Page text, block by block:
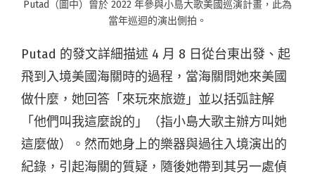
Putad（圖中）曾於 2022 年參與小島大歌美國巡演計畫，此為
當年巡迴的演出側拍。
Putad 的發文詳細描述 4 月 8 日從台東出發、起
飛到入境美國海關時的過程，當海關問她來美國
做什麼，她回答「來玩來旅遊」並以括弧註解
「他們叫我這麼說的」（指小島大歌主辦方叫她
這麼做）。然而她身上的樂器與過往入境演出的
紀錄，引起海關的質疑，隨後她帶到其另一處偵